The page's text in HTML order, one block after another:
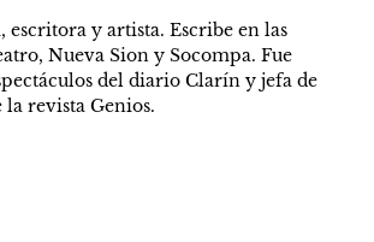
escritora y artista. Escribe en las
Nueva Sion y Socompa. Fue
del diario Clarín y jefa de
revista Genios.